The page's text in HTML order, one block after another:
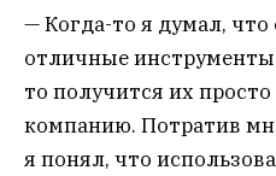
— Когда-то я думал, что
отличные
то получится их
компанию. Потратив
я понял, что